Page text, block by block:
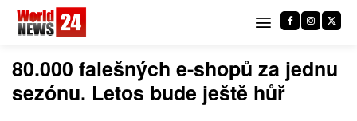
80.000 falešných e-shopů za jednu
sezónu. Letos bude ještě hůř